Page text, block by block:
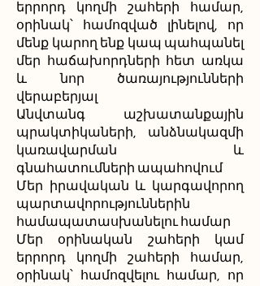
երրորդ կողմի շահերի համար,
օրինակ՝ համոզված լինելով, որ
մենք կարող ենք կապ պահպանել
մեր հաճախորդների հետ առկա
և նոր ծառայությունների
վերաբերյալ
Անվտանգ աշխատանքային
պրակտիկաների, անձնակազմի
կառավարման և
գնահատումների ապահովում
Մեր իրավական և կարգավորող
պարտավորություններին
համապատասխանելու համար
Մեր օրինական շահերի կամ
երրորդ կողմի շահերի համար,
օրինակ՝ համոզվելու համար, որ